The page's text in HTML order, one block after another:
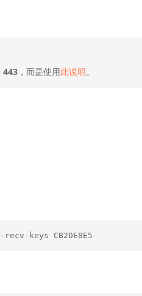
443 ，而是使用此说明。